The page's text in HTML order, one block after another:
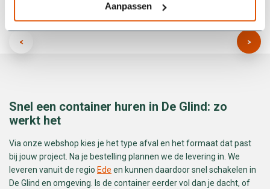
Aanpassen
Snel een container huren in De Glind: zo
werkt het
Via onze webshop kies je het type afval en het formaat dat past
bij jouw project. Na je bestelling plannen we de levering in. We
leveren vanuit de regio Ede en kunnen daardoor snel schakelen in
De Glind en omgeving. Is de container eerder vol dan je dacht, of